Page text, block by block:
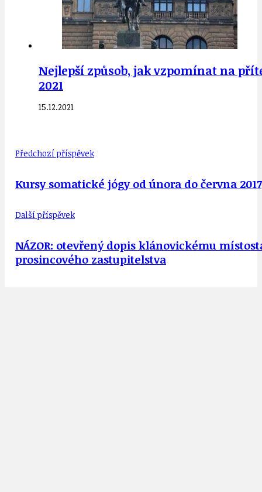
Nejlepší způsob, jak vzpomínat na
2021
15.12.2021
Předchozí příspěvek
Kursy somatické jógy od února do června
Další příspěvek
NÁZOR: otevřený dopis klánovickému
prosincového zastupitelstva